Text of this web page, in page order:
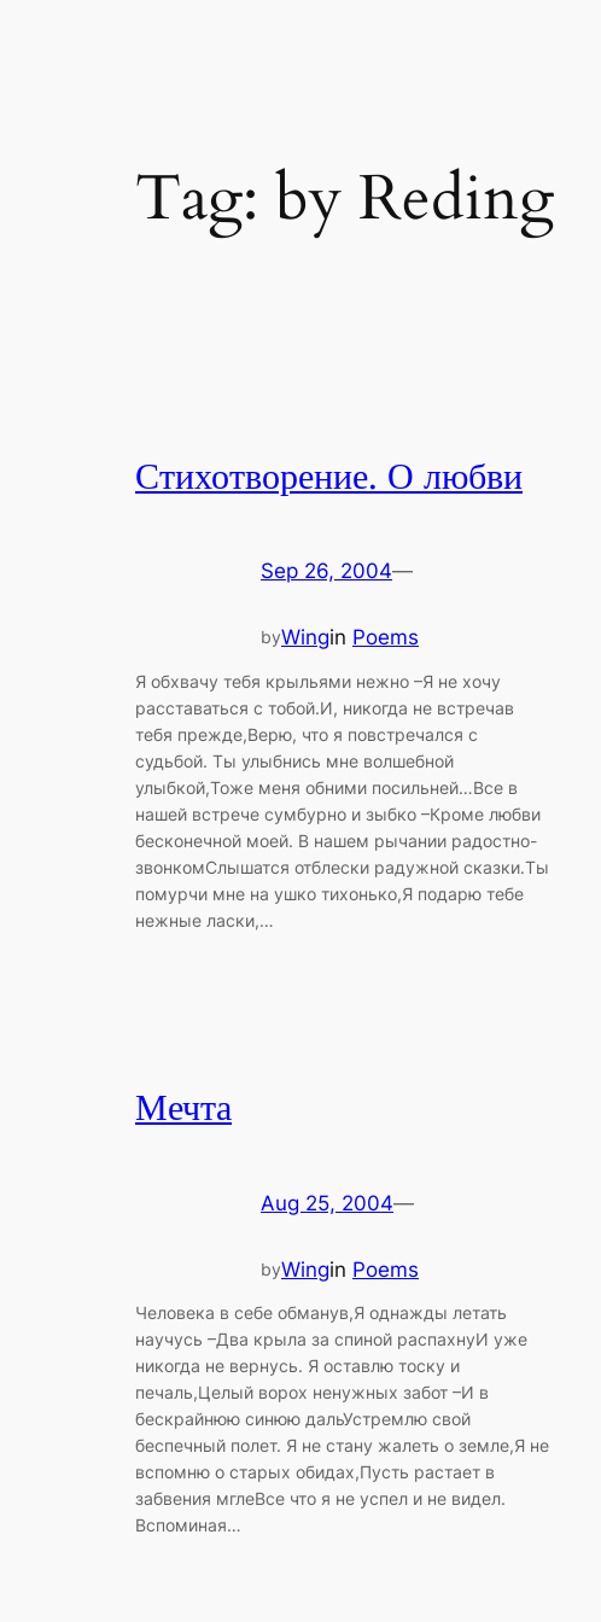
Tag: by Reding
Стихотворение. О любви
Sep 26, 2004—
byWingin Poems
Я обхвачу тебя крыльями нежно –Я не хочу
расставаться с тобой.И, никогда не встречав
тебя прежде,Верю, что я повстречался с
судьбой. Ты улыбнись мне волшебной
улыбкой,Тоже меня обними посильней…Все в
нашей встрече сумбурно и зыбко –Кроме любви
бесконечной моей. В нашем рычании радостно-
звонкомСлышатся отблески радужной сказки.Ты
помурчи мне на ушко тихонько,Я подарю тебе
нежные ласки,…
Мечта
Aug 25, 2004—
byWingin Poems
Человека в себе обманув,Я однажды летать
научусь –Два крыла за спиной распахнуИ уже
никогда не вернусь. Я оставлю тоску и
печаль,Целый ворох ненужных забот –И в
бескрайнюю синюю дальУстремлю свой
беспечный полет. Я не стану жалеть о земле,Я не
вспомню о старых обидах,Пусть растает в
забвения мглеВсе что я не успел и не видел.
Вспоминая…